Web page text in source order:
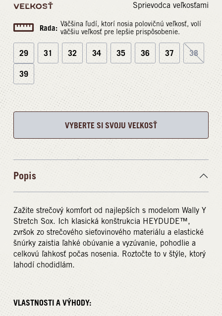
VEĽKOSŤ Sprievodca veľkosťami
Rada: Väčšina ľudí, ktorí nosia polovičnú veľkosť, volí
väčšiu veľkosť pre lepšie prispôsobenie.
29 31 32 34 35 36 37 38
39
VYBERTE SI SVOJU VEĽKOSŤ
Popis
Zažite strečový komfort od najlepších s modelom Wally Y
Stretch Sox. Ich klasická konštrukcia HEYDUDE™,
zvršok zo strečového sieťovinového materiálu a elastické
šnúrky zaistia ľahké obúvanie a vyzúvanie, pohodlie a
celkovú ľahkosť počas nosenia. Roztočte to v štýle, ktorý
lahodí chodidlám.
VLASTNOSTI A VÝHODY: